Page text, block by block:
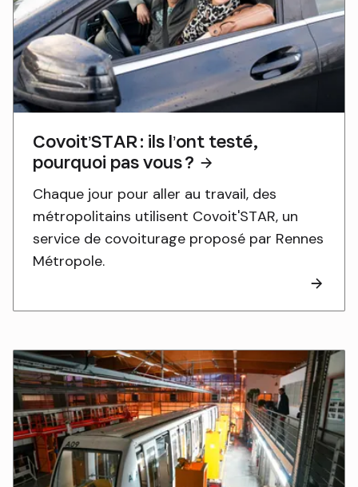
Covoit’STAR : ils l’ont testé,
pourquoi pas vous ?
Chaque jour pour aller au travail, des
métropolitains utilisent Covoit'STAR, un
service de covoiturage proposé par Rennes
Métropole.